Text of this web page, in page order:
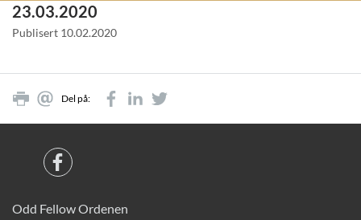
23.03.2020
Publisert 10.02.2020
Del på:
Odd Fellow Ordenen